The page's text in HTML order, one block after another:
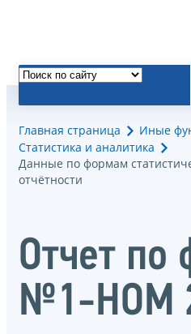
Главная страница
Иные
Статистика и аналитика
Данные по формам
отчётности
Отчет по
№1-НОМ